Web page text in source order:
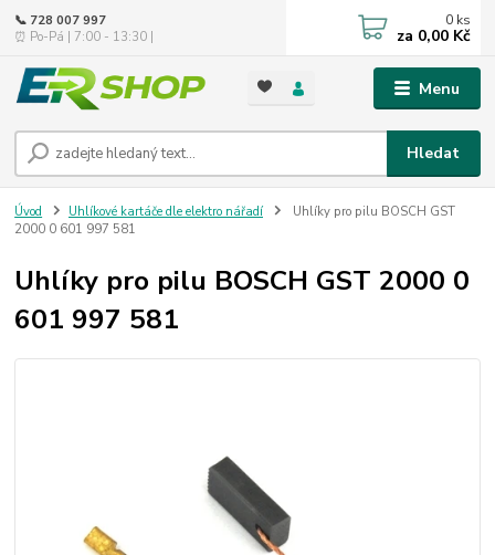
Menu
Hledat
📞 728 007 997
⏰ Po-Pá | 7:00 - 13:30 |
0 ks
za 0,00 Kč
Úvod Uhlíkové kartáče dle elektro nářadí
Uhlíky pro pilu BOSCH GST
2000 0 601 997 581
Uhlíky pro pilu BOSCH GST 2000 0
601 997 581